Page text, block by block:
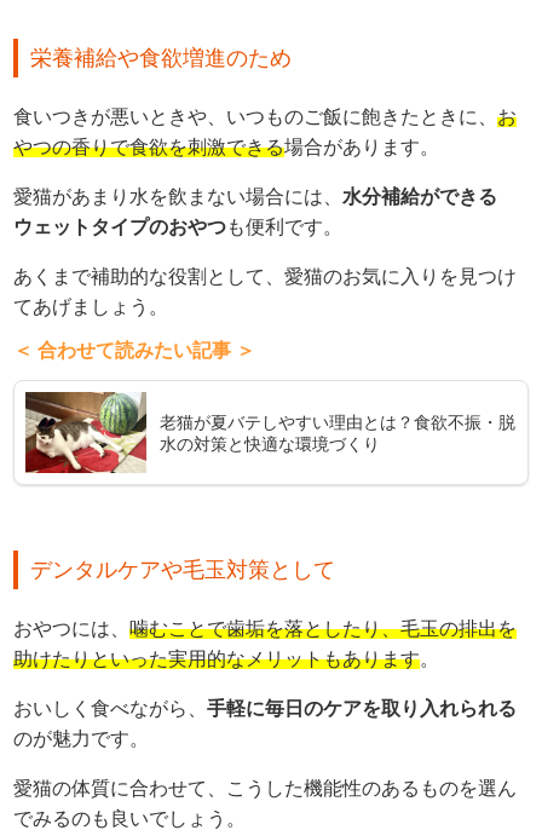
栄養補給や食欲増進のため
食いつきが悪いときや、いつものご飯に飽きたときに、お
やつの香りで食欲を刺激できる場合があります。
愛猫があまり水を飲まない場合には、 水分補給ができる
ウェットタイプのおやつも便利です。
あくまで補助的な役割として、愛猫のお気に入りを見つけ
てあげましょう。
＜ 合わせて読みたい記事 ＞
老猫が夏バテしやすい理由とは？食欲不振・脱
水の対策と快適な環境づくり
デンタルケアや毛玉対策として
おやつには、噛むことで歯垢を落としたり、毛玉の排出を
助けたりといった実用的なメリットもあります。
おいしく食べながら、手軽に毎日のケアを取り入れられる
のが魅力です。
愛猫の体質に合わせて、こうした機能性のあるものを選ん
でみるのも良いでしょう。